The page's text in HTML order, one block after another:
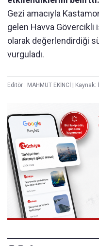
Gezi amacıyla
gelen Havva
olarak değerlendirdiği
vurguladı.
Editör : MAHMUT EKİNCİ Kaynak: